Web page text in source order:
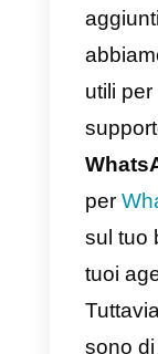
dei
ecc.
Tra